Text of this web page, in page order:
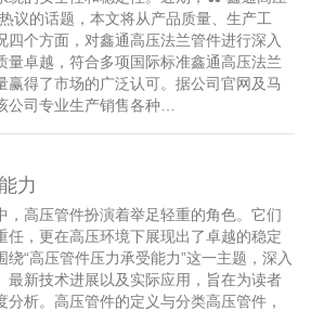
议的话题，本文将从产品质量、生产工
四个方面，对鑫通高压法兰管件进行深入
量卓越，符合多项国际标准鑫通高压法兰
赢得了市场的广泛认可。据公司官网及马
公司专业生产销售各种…
力
，高压管件扮演着举足轻重的角色。它们
任，更在高压环境下展现出了卓越的稳定
“高压管件压力承受能力”这一主题，深入
最新技术进展以及实际应用，旨在为读者
析。高压管件的定义与分类高压管件，